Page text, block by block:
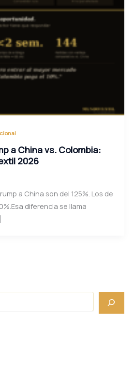
a China vs. Colombia:
2026
a China son del 125%. Los de
diferencia se llama